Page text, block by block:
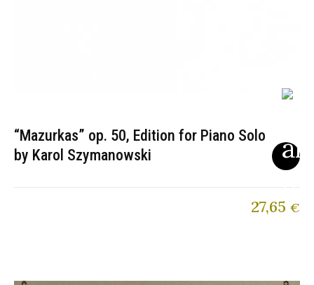
“Mazurkas” op. 50, Edition for Piano Solo
by Karol Szymanowski
27,65 €